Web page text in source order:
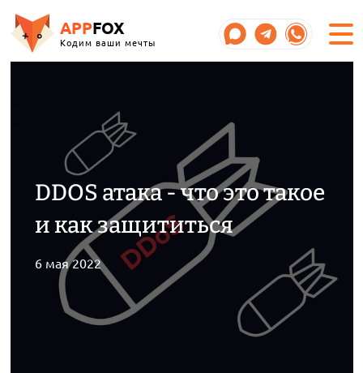
APPFOX
Кодим ваши мечты
DDOS атака - что это такое
и как защититься
6 мая 2022